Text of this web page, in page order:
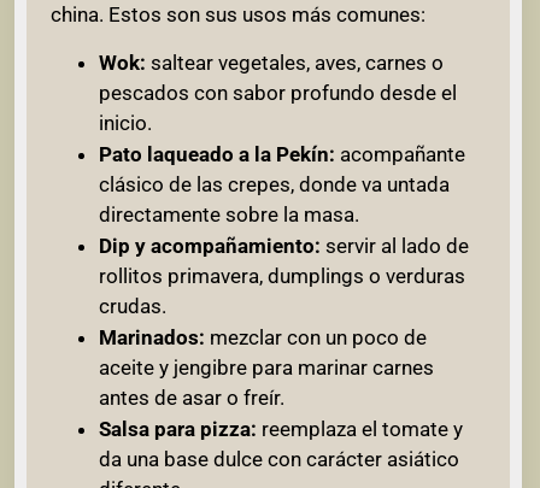
china. Estos son sus usos más comunes:
Wok: saltear vegetales, aves, carnes o
pescados con sabor profundo desde el
inicio.
Pato laqueado a la Pekín: acompañante
clásico de las crepes, donde va untada
directamente sobre la masa.
Dip y acompañamiento: servir al lado de
rollitos primavera, dumplings o verduras
crudas.
Marinados: mezclar con un poco de
aceite y jengibre para marinar carnes
antes de asar o freír.
Salsa para pizza: reemplaza el tomate y
da una base dulce con carácter asiático